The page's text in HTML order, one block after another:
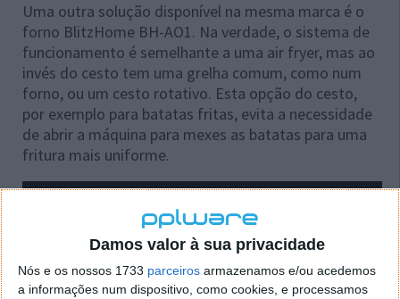
Damos valor à sua privacidade
Nós e os nossos 1733 parceiros armazenamos e/ou acedemos
a informações num dispositivo, como cookies, e processamos
Uma outra solução disponível na mesma marca é o
forno BlitzHome BH-AO1. Na verdade, o sistema de
funcionamento é semelhante a uma air fryer, mas ao
invés do cesto tem uma grelha comum, como num
forno, ou um cesto rotativo. Esta opção do cesto,
por exemplo para batatas fritas, evita a necessidade
de abrir a máquina para mexes as batatas para uma
fritura mais uniforme.